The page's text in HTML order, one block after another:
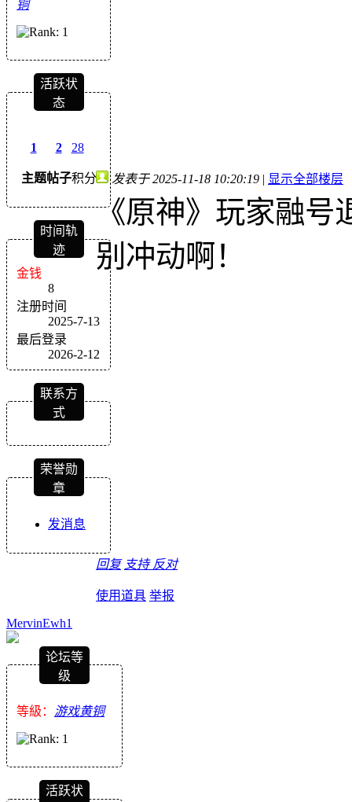
铜
活跃状
态
1
主题
2
帖子
28
积分
时间轨
迹
金钱
8
注册时间
2025-7-13
最后登录
2026-2-12
联系方
式
荣誉勋
章
发消息
发表于 2025-11-18 10:20:19 | 显示全部楼层
《原神》玩家融号
别冲动啊！
回复 支持 反对
使用道具 举报
MervinEwh1
论坛等
级
等級： 游戏黄铜
活跃状